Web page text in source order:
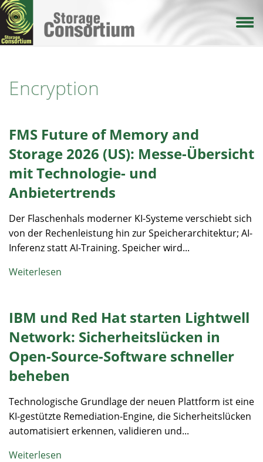
Direkt
zum
Inhalt
Encryption
FMS Future of Memory and
Storage 2026 (US): Messe-Übersicht
mit Technologie- und
Anbietertrends
Der Flaschenhals moderner KI-Systeme verschiebt sich
von der Rechenleistung hin zur Speicherarchitektur; AI-
Inferenz statt AI-Training. Speicher wird...
Weiterlesen
IBM und Red Hat starten Lightwell
Network: Sicherheitslücken in
Open-Source-Software schneller
beheben
Technologische Grundlage der neuen Plattform ist eine
KI-gestützte Remediation-Engine, die Sicherheitslücken
automatisiert erkennen, validieren und...
Weiterlesen